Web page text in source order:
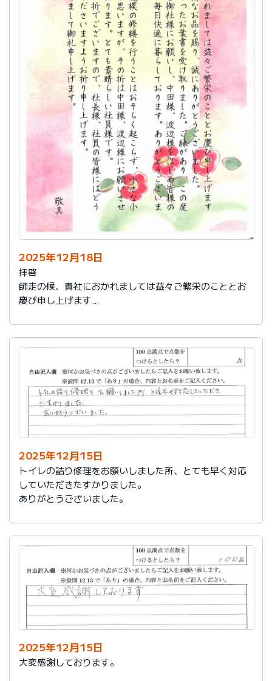
2025年12月18日
拝啓
師走の候、貴社におかれましては益々ご繁栄のこととお
慶び申し上げます
ざいました。
また、本日は心のこもったお葉書を受け取りました。ご
縁があり、この度の拙宅のリフォームを御社様にお願い
し、中田様、渡辺様をはじめ皆様のおかげをもちまし
て、毎日快適に暮らしております。ありがとうございま
した。
今後は、このような規模の修繕を行うことはおそらく起
こらず、小さな小さな修繕になろうかと思いますが、そ
の折は中田様、渡辺様にお願いさせていただくつもりで
おります。とても素晴らしい社員様です。
寒さもひとしお厳しい折でございますので、社長様、社
員の皆様にはどうぞくれぐれもご自愛くださいますよう
お祈り申し上げます。
敬具
2025年12月15日
トイレの詰り修理をお願いしました所、とても早く対応
していただきたすかりました。
ありがとうございました。
2025年12月15日
大変感謝しております。